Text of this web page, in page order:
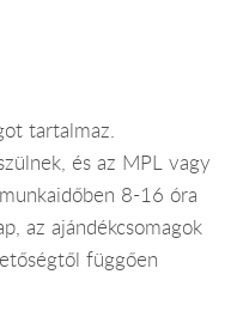
tartalmaz.
és az MPL vagy
8-16 óra
az ajándékcsomagok
függően